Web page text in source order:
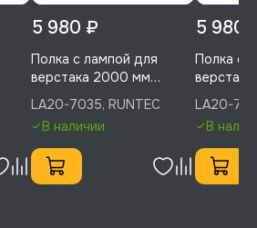
5 980 ₽
Полка с лампой для
верстака 2000 мм
(светло-серый), RUNTEC,
LA20-7035
LA20-7035, RUNTEC
В наличии
5 980
Полка с
LA20-
В